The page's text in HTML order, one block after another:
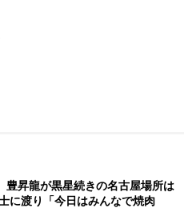
豊昇龍が黒星続きの名古屋場所は
に渡り「今日はみんなで焼肉